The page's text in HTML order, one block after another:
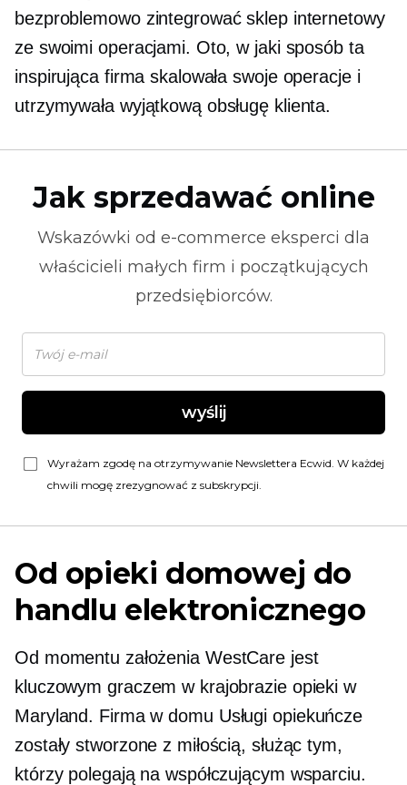
bezproblemowo zintegrować sklep internetowy
ze swoimi operacjami. Oto, w jaki sposób ta
inspirująca firma skalowała swoje operacje i
utrzymywała wyjątkową obsługę klienta.
Jak sprzedawać online
Wskazówki od e-commerce eksperci dla
właścicieli małych firm i początkujących
przedsiębiorców.
wyślij
Wyrażam zgodę na otrzymywanie Newslettera Ecwid. W każdej
chwili mogę zrezygnować z subskrypcji.
Od opieki domowej do
handlu elektronicznego
Od momentu założenia WestCare jest
kluczowym graczem w krajobrazie opieki w
Maryland. Firmaw domu Usługi opiekuńcze
zostały stworzone z miłością, służąc tym,
którzy polegają na współczującym wsparciu.